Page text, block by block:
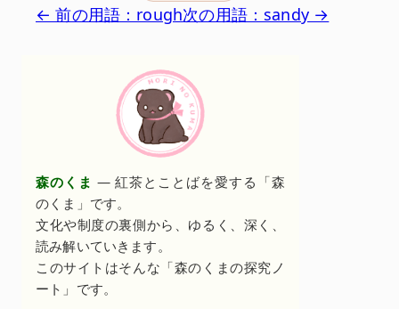
← 前の用語：rough次の用語：sandy →
森のくま — 紅茶とことばを愛する「森
のくま」です。
文化や制度の裏側から、ゆるく、深く、
読み解いていきます。
このサイトはそんな「森のくまの探究ノ
ート」です。